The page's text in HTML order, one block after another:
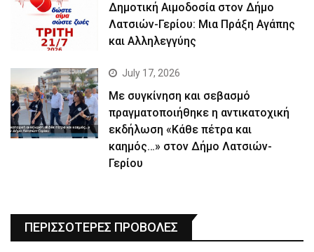
Δημοτική Αιμοδοσία στον Δήμο
Λατσιών-Γερίου: Μια Πράξη Αγάπης
και Αλληλεγγύης
July 17, 2026
Με συγκίνηση και σεβασμό
πραγματοποιήθηκε η αντικατοχική
εκδήλωση «Κάθε πέτρα και
καημός…» στον Δήμο Λατσιών-
Γερίου
ΠΕΡΙΣΣΟΤΕΡΕΣ ΠΡΟΒΟΛΕΣ